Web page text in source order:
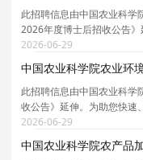
此招聘信息由中国农业科学
2026年度博士后招收公告
农业经济与发展研究所的招
与发展研究所的岗位信息与
2026-06-29
此招聘信息由中国农业科学
收公告》延伸。为助您快速
发展研究所的招聘详情， 现
展研究所的岗位信息与报考
2026-06-29
中国农业科学院农产品